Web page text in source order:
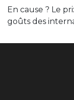
En cause ? Le
goûts des